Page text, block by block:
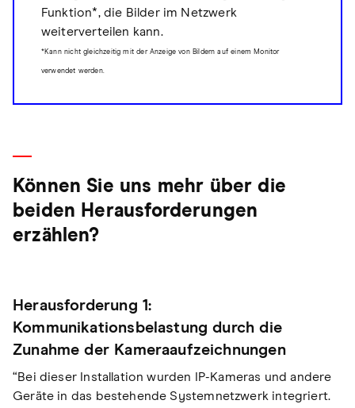
Funktion*, die Bilder im Netzwerk
weiterverteilen kann.
*Kann nicht gleichzeitig mit der Anzeige von Bildern auf einem Monitor
verwendet werden.
Können Sie uns mehr über die
beiden Herausforderungen
erzählen?
Herausforderung 1:
Kommunikationsbelastung durch die
Zunahme der Kameraaufzeichnungen
“Bei dieser Installation wurden IP-Kameras und andere
Geräte in das bestehende Systemnetzwerk integriert.